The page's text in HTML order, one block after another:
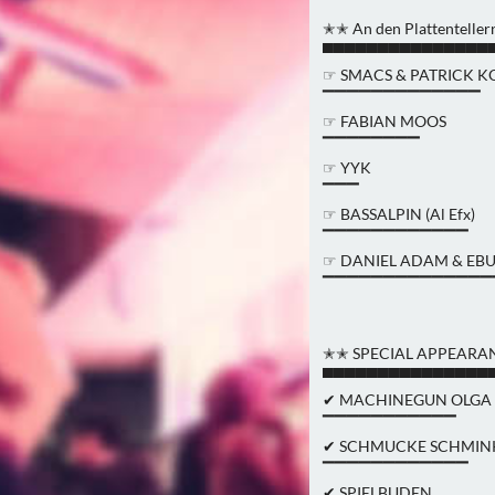
✭✭ An den
☞ SMACS & PATRICK
▔▔▔▔▔▔▔▔▔▔▔▔▔
☞ FABIAN MOOS
▔▔▔▔▔▔▔▔
☞ YYK
▔▔▔
☞ BASSALPIN (Al Efx)
▔▔▔▔▔▔▔▔▔▔▔▔
☞ DANIEL ADAM &
✭✭ SPECIAL
✔ MACHINEGUN OLGA
▔▔▔▔▔▔▔▔▔▔▔
✔ SCHMUCKE
▔▔▔▔▔▔▔▔▔▔▔▔